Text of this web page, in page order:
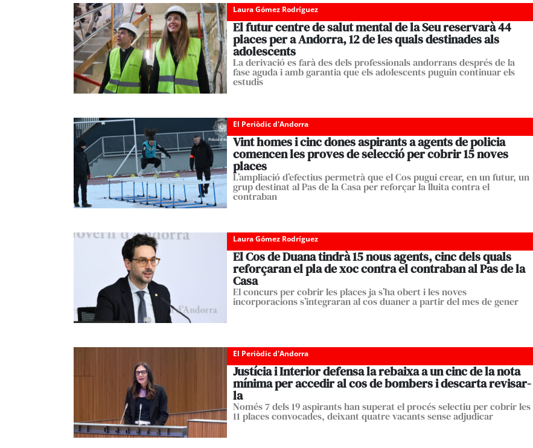
Laura Gómez Rodríguez
El futur centre de salut mental de la Seu reservarà 44
places per a Andorra, 12 de les quals destinades als
adolescents
La derivació es farà des dels professionals andorrans després de la
fase aguda i amb garantia que els adolescents puguin continuar els
estudis
El Periòdic d'Andorra
Vint homes i cinc dones aspirants a agents de policia
comencen les proves de selecció per cobrir 15 noves
places
L’ampliació d’efectius permetrà que el Cos pugui crear, en un futur, un
grup destinat al Pas de la Casa per reforçar la lluita contra el
contraban
Laura Gómez Rodríguez
El Cos de Duana tindrà 15 nous agents, cinc dels quals
reforçaran el pla de xoc contra el contraban al Pas de la
Casa
El concurs per cobrir les places ja s’ha obert i les noves
incorporacions s’integraran al cos duaner a partir del mes de gener
El Periòdic d'Andorra
Justícia i Interior defensa la rebaixa a un cinc de la nota
mínima per accedir al cos de bombers i descarta revisar-
la
Només 7 dels 19 aspirants han superat el procés selectiu per cobrir les
11 places convocades, deixant quatre vacants sense adjudicar